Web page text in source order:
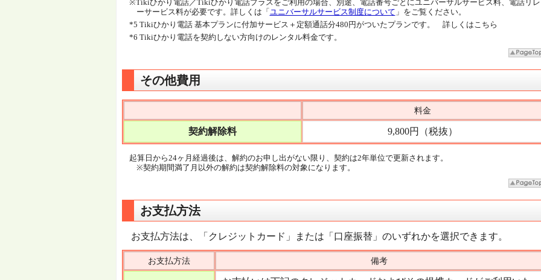
※Tikiひかり電話／Tikiひかり電話プラスをご利用の場合、別途、電話番号ごとにユニバーサルサービス料、電話リレ
ーサービス料が必要です。詳しくは「 ユニバーサルサービス制度について 」をご覧ください。
*5 Tikiひかり電話 基本プランに付加サービス＋定額通話分480円がついたプランです。 詳しくはこちら
*6 Tikiひかり電話を契約しない方向けのレンタル料金です。
その他費用
料金
契約解除料 9,800円（税抜）
起算日から24ヶ月経過後は、解約のお申し出がない限り、契約は2年単位で更新されます。
※契約期間満了月以外の解約は契約解除料の対象になります。
お支払方法
お支払方法は、「クレジットカード」または「口座振替」のいずれかを選択できます。
お支払方法 備考